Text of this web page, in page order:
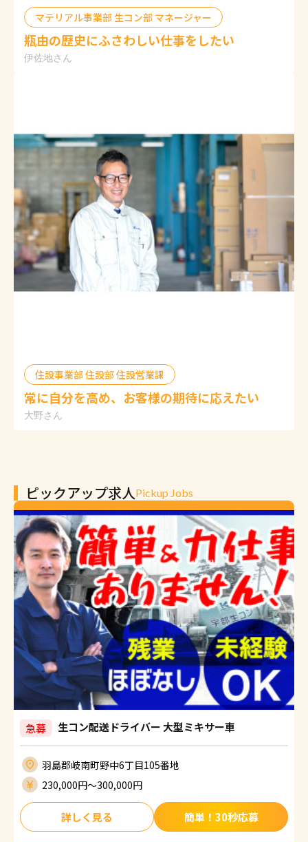
マテリアル事業部 生コン部 マネージャー
瓶由の歴史にふさわしい仕事をしたい
伊佐地さん
住設事業部 住設部 住設営業課
常に自分を高め、お客様の期待に応えたい
大野さん
ピックアップ求人Pickup Jobs
急募 生コン配送ドライバー 大型ミキサー車
羽島郡岐南町野中6丁目105番地
230,000円〜300,000円
詳しく見る 簡単！30秒応募